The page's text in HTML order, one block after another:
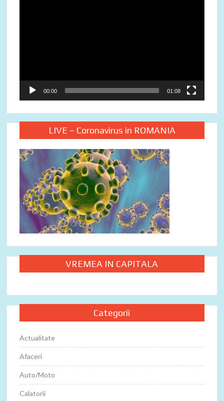
00:00 01:08
LIVE – Coronavirus in ROMANIA
VREMEA IN CAPITALA
Categorii
Actualitate
Afaceri
Auto/Moto
Calatorii